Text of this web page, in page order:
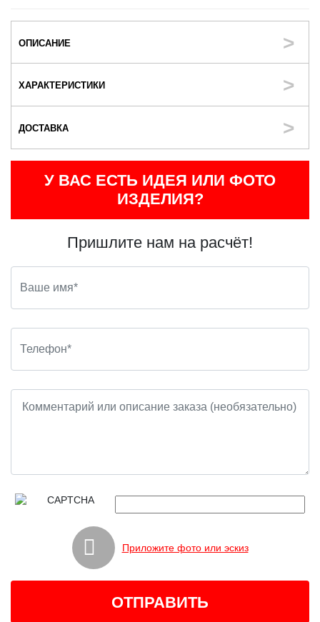
ОПИСАНИЕ
ХАРАКТЕРИСТИКИ
ДОСТАВКА
У ВАС ЕСТЬ ИДЕЯ ИЛИ ФОТО
ИЗДЕЛИЯ?
Пришлите нам на расчёт!
Приложите фото или эскиз